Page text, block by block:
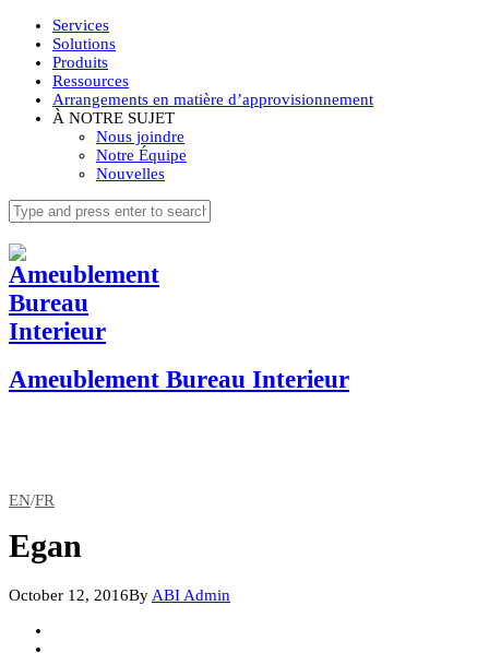
Services
Solutions
Produits
Ressources
Arrangements en matière d’approvisionnement
À NOTRE SUJET
Nous joindre
Notre Équipe
Nouvelles
Ameublement Bureau Interieur
EN/FR
Egan
October 12, 2016By ABI Admin